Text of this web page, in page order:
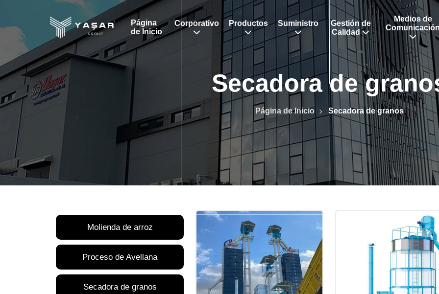
Página
de Inicio
Corporativo Productos Suministro
Gestión de
Calidad
Medios de
Secadora de
Página de Inicio Secadora de granos
Molienda de arroz
Proceso de Avellana
Secadora de granos